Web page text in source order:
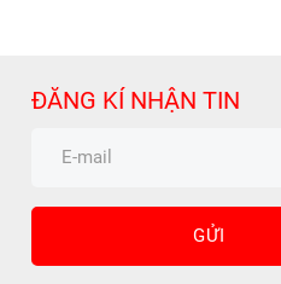
ĐĂNG KÍ NHẬN TIN
GỬI